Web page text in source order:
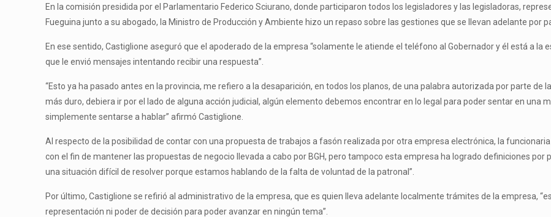
En la comisión presidida por el Parlamentario Federico Sciurano, donde participaron todos los legisladores y las legisladoras,
Fueguina junto a su abogado, la Ministro de Producción y Ambiente hizo un repaso sobre las gestiones que se llevan adelante por
En ese sentido, Castiglione aseguró que el apoderado de la empresa “solamente le atiende el teléfono al Gobernador y él está a
que le envió mensajes intentando recibir una respuesta”.
“Esto ya ha pasado antes en la provincia, me refiero a la desaparición, en todos los planos, de una palabra autorizada por parte
más duro, debiera ir por el lado de alguna acción judicial, algún elemento debemos encontrar en lo legal para poder sentar en una
simplemente sentarse a hablar” afirmó Castiglione.
Al respecto de la posibilidad de contar con una propuesta de trabajos a fasón realizada por otra empresa electrónica, la
con el fin de mantener las propuestas de negocio llevada a cabo por BGH, pero tampoco esta empresa ha logrado definiciones
una situación difícil de resolver porque estamos hablando de la falta de voluntad de la patronal”.
Por último, Castiglione se refirió al administrativo de la empresa, que es quien lleva adelante localmente trámites de la empresa,
representación ni poder de decisión para poder avanzar en ningún tema”.